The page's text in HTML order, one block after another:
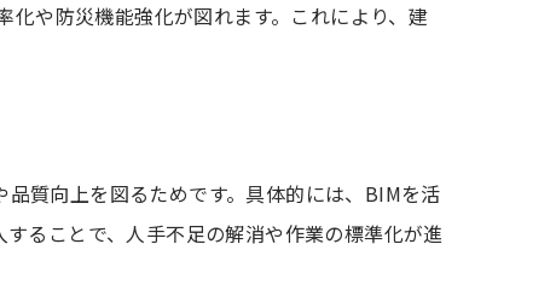
や防災機能強化が図れます。これにより、建
質向上を図るためです。具体的には、BIMを活
ることで、人手不足の解消や作業の標準化が進